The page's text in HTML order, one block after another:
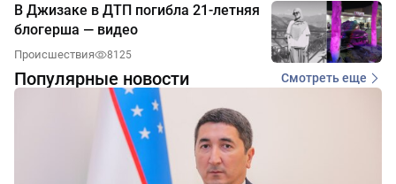
В Джизаке в ДТП погибла 21-летняя
блогерша — видео
Происшествия 8125
Популярные новости Смотреть еще